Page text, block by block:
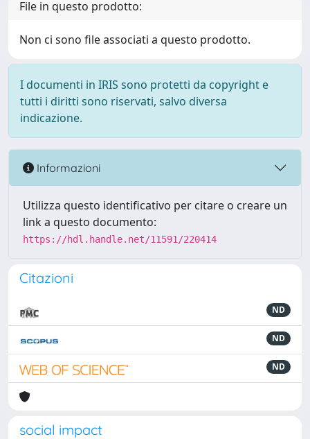
File in questo prodotto:
Non ci sono file associati a questo prodotto.
I documenti in IRIS sono protetti da copyright e
tutti i diritti sono riservati, salvo diversa
indicazione.
Informazioni
Utilizza questo identificativo per citare o creare un
link a questo documento:
https://hdl.handle.net/11591/220414
Citazioni
ND
ND
ND
social impact